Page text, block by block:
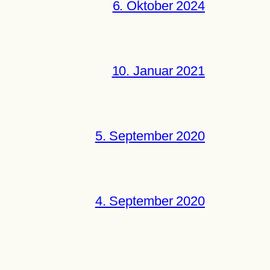
6. Oktober 2024
10. Januar 2021
5. September 2020
4. September 2020